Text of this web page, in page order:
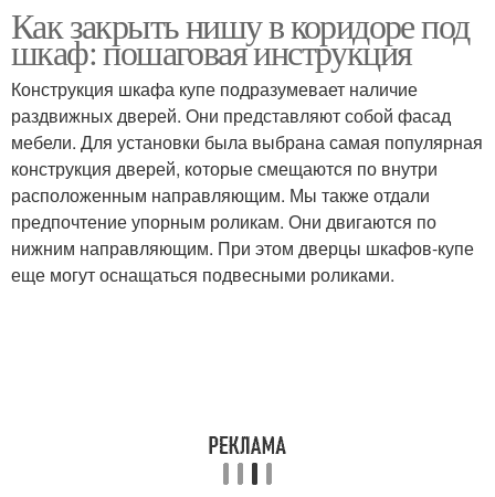
Шкаф на нишу
Как закрыть нишу в коридоре под
шкаф: пошаговая инструкция
Конструкция шкафа купе подразумевает наличие
раздвижных дверей. Они представляют собой фасад
мебели. Для установки была выбрана самая популярная
конструкция дверей, которые смещаются по внутри
расположенным направляющим. Мы также отдали
предпочтение упорным роликам. Они двигаются по
нижним направляющим. При этом дверцы шкафов-купе
еще могут оснащаться подвесными роликами.